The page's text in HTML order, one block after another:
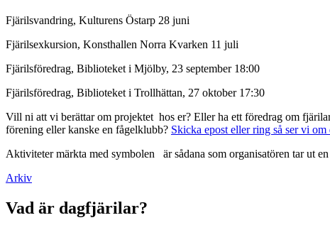
Fjärilsvandring, Kulturens Östarp 28 juni
Fjärilsexkursion, Konsthallen Norra Kvarken 11 juli
Fjärilsföredrag, Biblioteket i Mjölby, 23 september 18:00
Fjärilsföredrag, Biblioteket i Trollhättan, 27 oktober 17:30
Vill ni att vi berättar om projektet hos er? Eller ha ett föredrag om
förening eller kanske en fågelklubb? Skicka epost eller ring så ser vi om
Aktiviteter märkta med symbolen
är sådana som organisatören tar ut
Arkiv
Vad är dagfjärilar?